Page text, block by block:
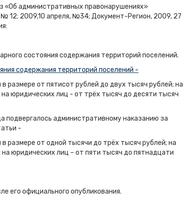
«Об административных правонарушениях»
12; 2009,10 апреля, №34; Документ-Регион, 2009, 27
состояния содержания территорий поселений.
содержания территорий поселений -
от пятисот рублей до двух тысяч рублей; на
юридических лиц - от трёх тысяч до десяти тысяч
подвергалось административному наказанию за
-
размере от одной тысячи до трёх тысяч рублей; на
юридических лиц – от пяти тысяч до пятнадцати
официального опубликования.